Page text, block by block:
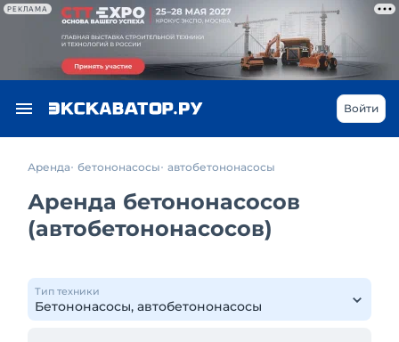
РЕКЛАМА
Войти
Аренда бетононасосы автобетононасосы
Аренда бетононасосов
(автобетононасосов)
Тип техники